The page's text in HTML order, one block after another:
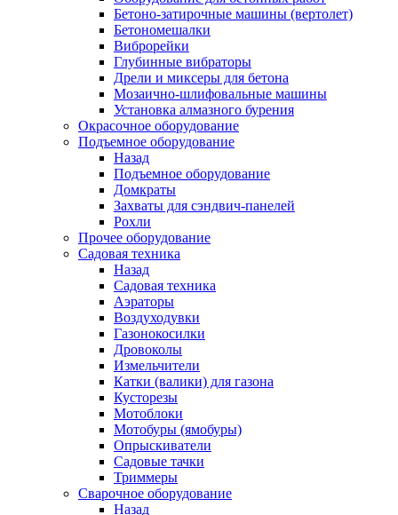
Бетоно-затирочные машины (вертолет)
Бетономешалки
Виброрейки
Глубинные вибраторы
Дрели и миксеры для бетона
Мозаично-шлифовальные машины
Установка алмазного бурения
Окрасочное оборудование
Подъемное оборудование
Назад
Подъемное оборудование
Домкраты
Захваты для сэндвич-панелей
Рохли
Прочее оборудование
Садовая техника
Назад
Садовая техника
Аэраторы
Воздуходувки
Газонокосилки
Дровоколы
Измельчители
Катки (валики) для газона
Кусторезы
Мотоблоки
Мотобуры (ямобуры)
Опрыскиватели
Садовые тачки
Триммеры
Сварочное оборудование
Назад